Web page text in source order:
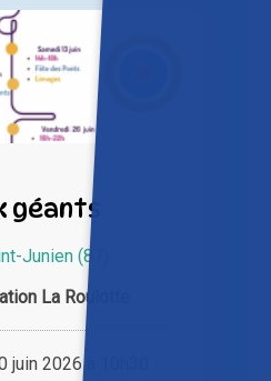
géants
Junien (87)
La Roulotte
2026 à 10h30